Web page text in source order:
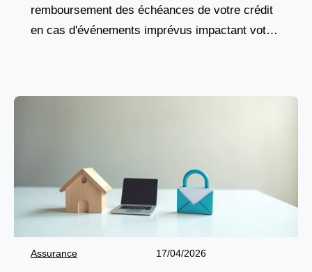
remboursement des échéances de votre crédit
en cas d'événements imprévus impactant votre
Assurance 17/04/2026